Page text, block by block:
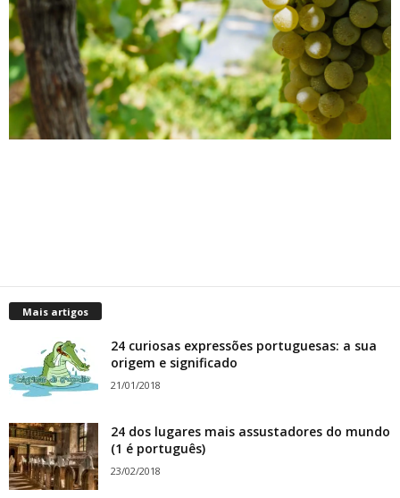
Mais artigos
24 curiosas expressões portuguesas: a sua
origem e significado
21/01/2018
24 dos lugares mais assustadores do mundo
(1 é português)
23/02/2018